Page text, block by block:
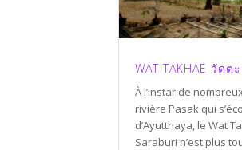
WAT TAKHAE วัดต
À l’instar de
rivière Pasak qui
d’Ayutthaya, le Wat
Saraburi n’est plus